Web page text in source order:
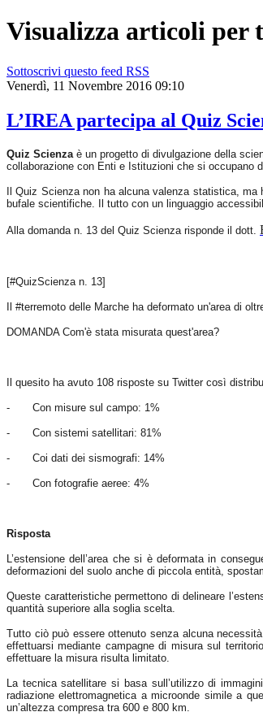
Visualizza articoli per
Sottoscrivi questo feed RSS
Venerdì, 11 Novembre 2016 09:10
L’IREA partecipa al Quiz
Quiz Scienza è un progetto di divulgazione della
collaborazione con Enti e Istituzioni che si occupano
Il Quiz Scienza non ha alcuna valenza statistica,
bufale scientifiche. Il tutto con un linguaggio
Alla domanda n. 13 del Quiz Scienza risponde il dott.
[#QuizScienza n. 13]
Il #terremoto delle Marche ha deformato un'area di
DOMANDA Com'è stata misurata quest'area?
Il quesito ha avuto 108 risposte su Twitter così
- Con misure sul campo: 1%
- Con sistemi satellitari: 81%
- Coi dati dei sismografi: 14%
- Con fotografie aeree: 4%
Risposta
L’estensione dell’area che si è deformata in
deformazioni del suolo anche di piccola entità,
Queste caratteristiche permettono di delineare
quantità superiore alla soglia scelta.
Tutto ciò può essere ottenuto senza alcuna
effettuarsi mediante campagne di misura sul
effettuare la misura risulta limitato.
La tecnica satellitare si basa sull’utilizzo di
radiazione elettromagnetica a microonde simile a
un’altezza compresa tra 600 e 800 km.